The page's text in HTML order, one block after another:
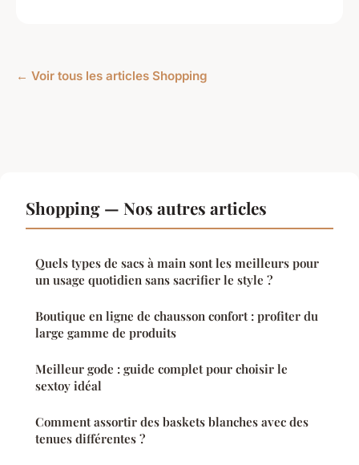
← Voir tous les articles Shopping
Shopping — Nos autres articles
Quels types de sacs à main sont les meilleurs pour
un usage quotidien sans sacrifier le style ?
Boutique en ligne de chausson confort : profiter du
large gamme de produits
Meilleur gode : guide complet pour choisir le
sextoy idéal
Comment assortir des baskets blanches avec des
tenues différentes ?